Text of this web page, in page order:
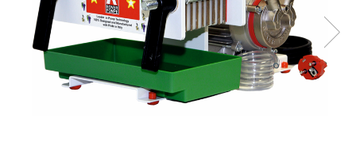
Tractoare si Utilaje agricole
Accesorii utilaje de gradina
Articole de bucatarie
Afumatoare